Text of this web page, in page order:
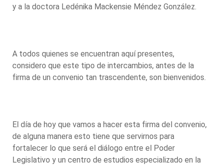
y a la doctora Ledénika Mackensie Méndez González.
A todos quienes se encuentran aquí presentes,
considero que este tipo de intercambios, antes de la
firma de un convenio tan trascendente, son bienvenidos.
El día de hoy que vamos a hacer esta firma del convenio,
de alguna manera esto tiene que servirnos para
fortalecer lo que será el diálogo entre el Poder
Legislativo y un centro de estudios especializado en la